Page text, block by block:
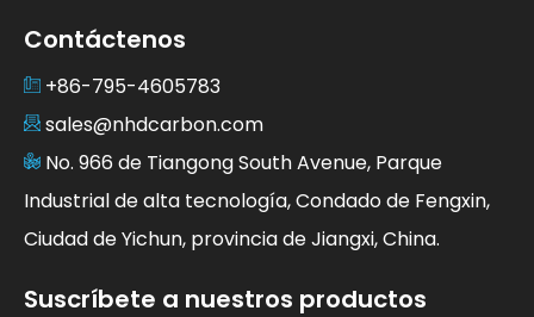
Contáctenos
+86-795-4605783
sales@nhdcarbon.com
No. 966 de Tiangong South Avenue, Parque
Industrial de alta tecnología, Condado de Fengxin,
Ciudad de Yichun, provincia de Jiangxi, China.
Suscríbete a nuestros productos